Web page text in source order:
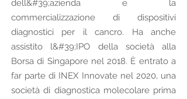
dell&#39;azienda e la
commercializzazione di dispositivi
diagnostici per il cancro. Ha anche
assistito l&#39;IPO della società alla
Borsa di Singapore nel 2018. È entrato a
far parte di INEX Innovate nel 2020, una
società di diagnostica molecolare prima